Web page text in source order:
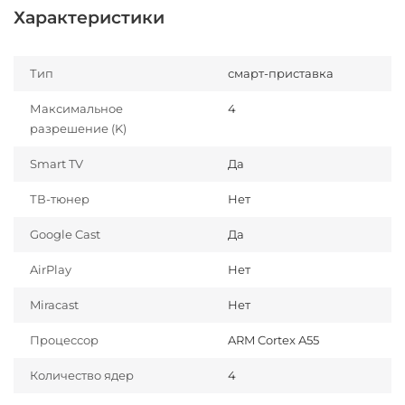
Характеристики
Тип смарт-приставка
Максимальное
разрешение (K)
4
Smart TV Да
ТВ-тюнер Нет
Google Cast Да
AirPlay Нет
Miracast Нет
Процессор ARM Cortex A55
Количество ядер 4